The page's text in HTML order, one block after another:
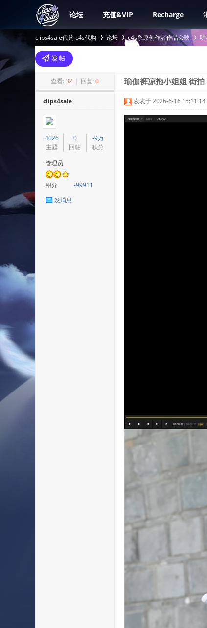
论坛 充值&VIP Recharge
clips4sale代购 c4s代购
>
论坛 c4s系原创作者作品公映
›
明
查看: 32 | 回复: 0 瑜伽裤凉拖小姐姐 街拍
clips4sale
4026
主题
0
回帖
-9万
积分
管理员
积分
-99911
发消息
发表于 2026-6-16 15:11:14